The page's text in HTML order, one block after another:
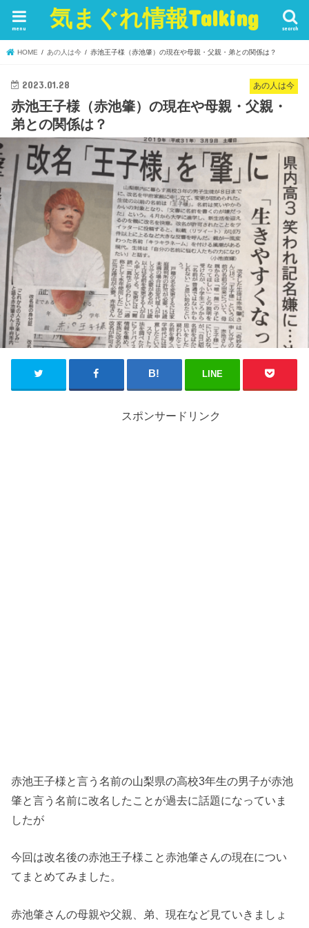
気まぐれ情報Talking search
menu
HOME あの人は今 赤池王子様（赤池肇）の現在や母親・父親・弟との関係は？
あの人は今
2023.01.28
赤池王子様（赤池肇）の現在や母親・父親・
弟との関係は？
LINE
スポンサードリンク
赤池王子様と言う名前の山梨県の高校3年生の男子が赤池
肇と言う名前に改名したことが過去に話題になっていま
したが
今回は改名後の赤池王子様こと赤池肇さんの現在につい
てまとめてみました。
赤池肇さんの母親や父親、弟、現在など見ていきましょ